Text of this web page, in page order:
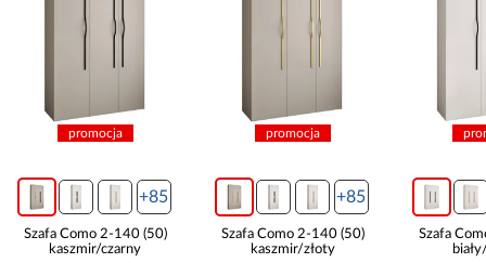
promocja
+85
Szafa Como 2-140 (50)
kaszmir/czarny
promocja
+85
Szafa Como 2-140 (50)
kaszmir/złoty
Szafa